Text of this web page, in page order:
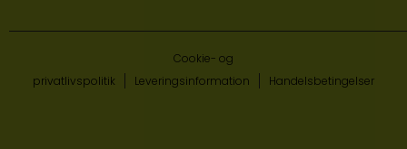
Cookie- og
privatlivspolitik
Leveringsinformation Handelsbetingelser